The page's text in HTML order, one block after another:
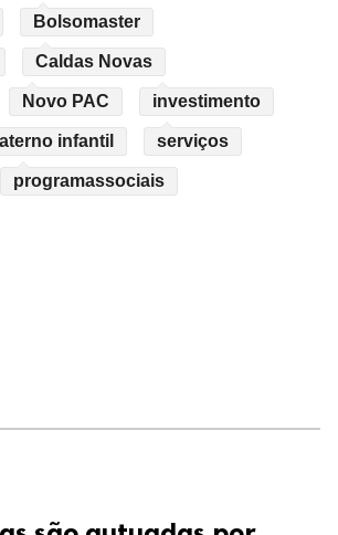
Bolsomaster
Caldas Novas
Novo PAC investimento
infantil serviços
programassociais